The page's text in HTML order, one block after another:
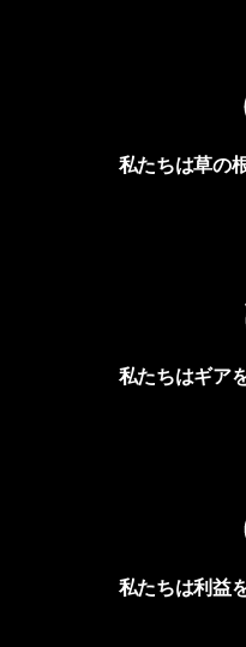
私たちは草の
私たちはギア
私たちは利益